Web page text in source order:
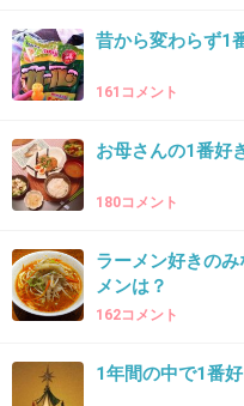
ロシアン人形殺人事
32. 匿名2014/08/17(日) 21:39:03
黒死蝶の話が好きで
33. 匿名2014/08/17(日) 21:41:02
昔から変わらず1
161コメント
お母さんの1番好
180コメント
ラーメン好きの
メンは？
162コメント
1年間の中で1番